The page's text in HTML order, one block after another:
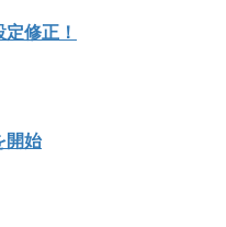
修正！
開始